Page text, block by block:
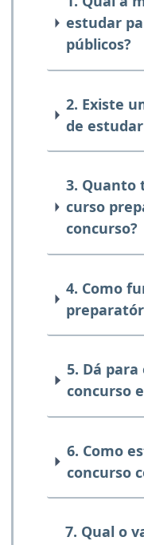
estudar
públicos?
2. Existe
de
3. Quanto
curso
concurso?
4. Como
5. Dá
concurso
6. Como
concurso
7. Qual o